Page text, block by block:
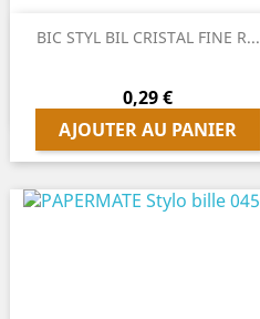
BIC STYL BIL CRISTAL FINE R...
Prix
0,29 €
AJOUTER AU PANIER
 Aperçu rapide